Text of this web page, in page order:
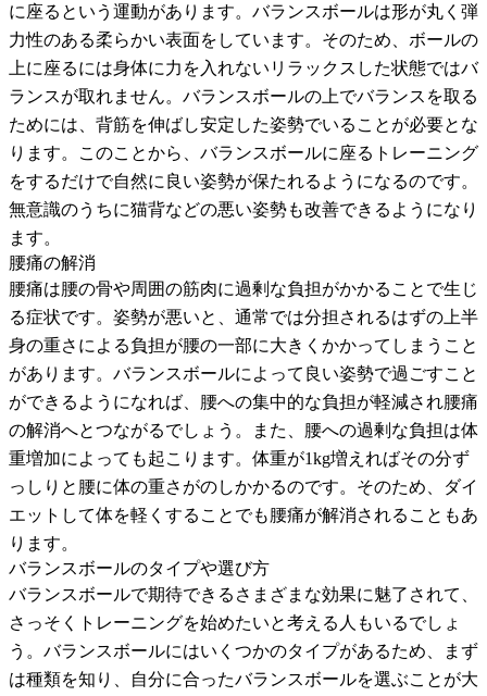
に座るという運動があります。バランスボールは形が丸く弾
力性のある柔らかい表面をしています。そのため、ボールの
上に座るには身体に力を入れないリラックスした状態ではバ
ランスが取れません。バランスボールの上でバランスを取る
ためには、背筋を伸ばし安定した姿勢でいることが必要とな
ります。このことから、バランスボールに座るトレーニング
をするだけで自然に良い姿勢が保たれるようになるのです。
無意識のうちに猫背などの悪い姿勢も改善できるようになり
ます。
腰痛の解消
腰痛は腰の骨や周囲の筋肉に過剰な負担がかかることで生じ
る症状です。姿勢が悪いと、通常では分担されるはずの上半
身の重さによる負担が腰の一部に大きくかかってしまうこと
があります。バランスボールによって良い姿勢で過ごすこと
ができるようになれば、腰への集中的な負担が軽減され腰痛
の解消へとつながるでしょう。また、腰への過剰な負担は体
重増加によっても起こります。体重が1kg増えればその分ず
っしりと腰に体の重さがのしかかるのです。そのため、ダイ
エットして体を軽くすることでも腰痛が解消されることもあ
ります。
バランスボールのタイプや選び方
バランスボールで期待できるさまざまな効果に魅了されて、
さっそくトレーニングを始めたいと考える人もいるでしょ
う。バランスボールにはいくつかのタイプがあるため、まず
は種類を知り、自分に合ったバランスボールを選ぶことが大